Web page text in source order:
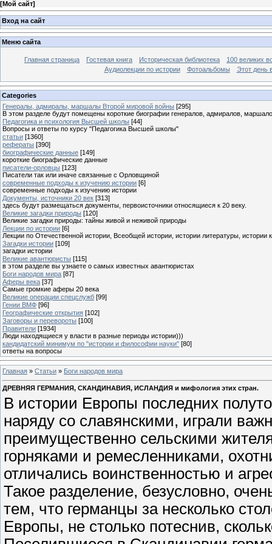
[Мой сайт]
Вход на сайт
Меню сайта
Главная страница Гостевая книга Историческая библиотека
100 великих
Аудиолекции по истории
Фотоальбомы Этот день
Categories
Генералы, адмиралы, маршалы Второй мировой войны [295]
В этом разделе будут помещены короткие биографии генералов, адмиралов,
Педагогика и психология Высшей школы [44]
Вопросы и ответы по курсу "Педагогика Высшей школы"
статьи [1360]
рефераты [390]
биографические данные [149]
короткие биографические данные
писатели-орловцы [123]
Писатели так или иначе связанные с Орловщиной
современные подходы к изучению истории [6]
современные подходы к изучению истории
Документы, источники 20 век [313]
здесь будут размещаться документы, первоисточники относящиеся к 20 веку.
Великие загадки природы [120]
Великие загадки природы: тайны живой и неживой природы
Лекции по истории [6]
Лекции по Отечественной истории, Всеобщей истории, истории литературы, истории
Загадки истории [109]
загадки истории
Великие авантюристы [115]
в этом разделе вы узнаете о самых известных авантюристах
Боги народов мира [87]
Аферы века [37]
Самые громкие аферы 20 века
Великие операции спецслужб [99]
Гении ВМФ [96]
Географические открытия [102]
Заговоры и перевороты [100]
Правители [1934]
Люди находящиеся у власти в разные периоды истории)))
кандидатский минимум по "истории и философии науки" [80]
ответы на вопросы
Главная » Статьи » Боги народов мира
ДРЕВНЯЯ ГЕРМАНИЯ, СКАНДИНАВИЯ, ИСЛАНДИЯ и мифология этих стран.
В истории Европы последних
наряду со славянскими, играли
преимущественно сельскими
горняками и ремесленниками,
отличались воинственностью и
Такое разделение, безусловно,
тем, что германцы за несколько
Европы, не столько потеснив,